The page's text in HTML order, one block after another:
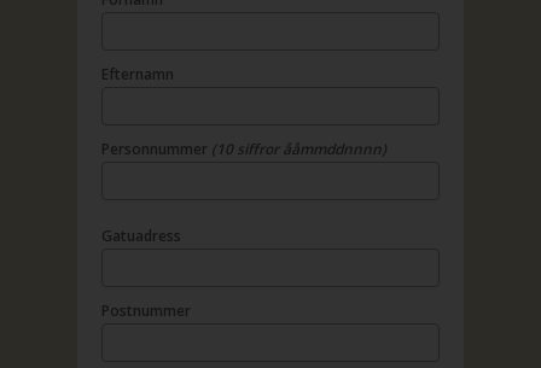
Efternamn
Personnummer (10 siffror ååmmddnnnn)
Gatuadress
Postnummer